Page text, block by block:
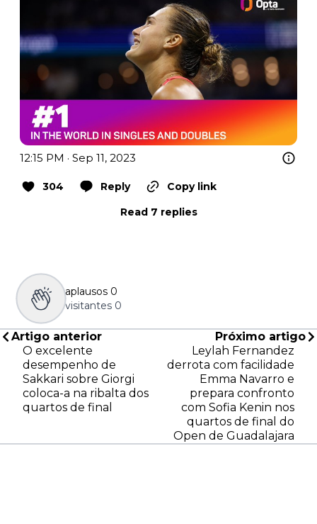
12:15 PM · Sep 11, 2023
304 Reply
Copy link
Read 7 replies
aplausos 0
visitantes 0
Artigo anterior
O excelente
desempenho de
Sakkari sobre Giorgi
coloca-a na ribalta dos
quartos de final
Próximo artigo
Leylah Fernandez
derrota com facilidade
Emma Navarro e
prepara confronto
com Sofia Kenin nos
quartos de final do
Open de Guadalajara